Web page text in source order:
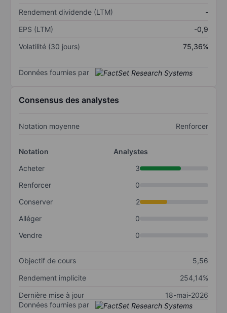
Rendement dividende (LTM)
-
EPS (LTM)
-0,9
Volatilité (30 jours)
75,36%
Données fournies par
Consensus des analystes
Notation moyenne Renforcer
Notation
Analystes
Acheter
3
Renforcer
0
Conserver
2
Alléger
0
Vendre
0
Objectif de cours
5,56
Rendement implicite
254,14%
Dernière mise à jour
18-mai-2026
Données fournies par